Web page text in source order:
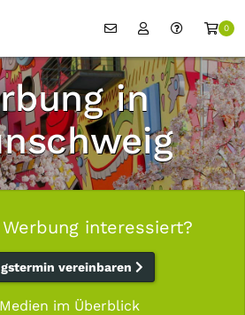
0
in
interessiert?
vereinbaren
im Überblick